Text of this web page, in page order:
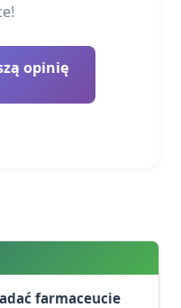
opinię
farmaceucie